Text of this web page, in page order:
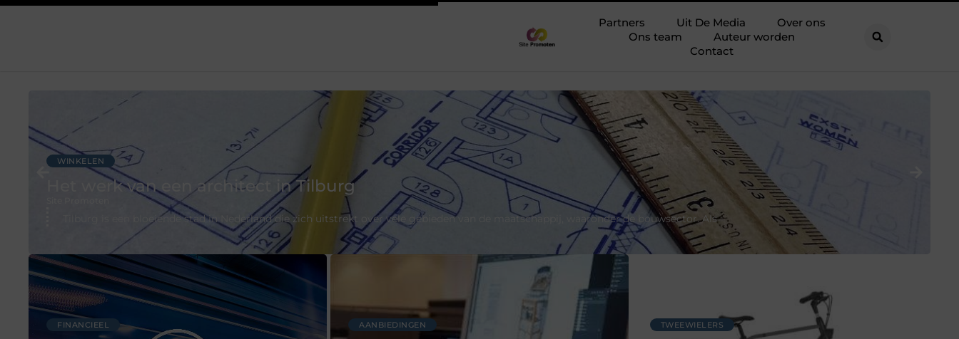
Partners Uit De Media
Over ons
Ons team
Auteur worden
Contact
WINKELEN
Het werk van een architect in Tilburg
Tilburg is een bloeiende stad in Nederland die zich uitstrekt over vele gebieden van de maatschappij, waaronder de bouwsector. Als
FINANCIEEL AANBIEDINGEN TWEEWIELERS